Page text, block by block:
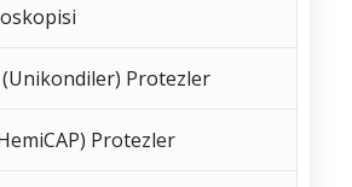
(Unikondiler) Protezler
Protezler